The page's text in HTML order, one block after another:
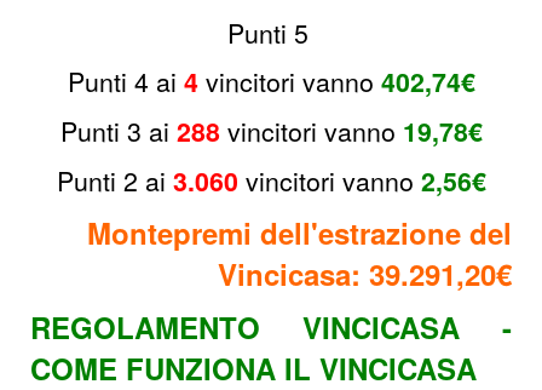
Punti 5
Punti 4 ai 4vincitori vanno 402,74€
Punti 3 ai 288 vincitori vanno 19,78€
Punti 2 ai 3.060 vincitori vanno 2,56€
Montepremi dell'estrazione del
Vincicasa: 39.291,20€
REGOLAMENTO VINCICASA -
COME FUNZIONA IL VINCICASA